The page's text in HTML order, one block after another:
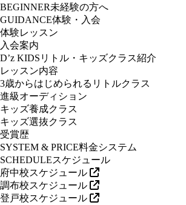
BEGINNER未経験の方へ
GUIDANCE体験・入会
体験レッスン
入会案内
D’z KIDS リトル・キッズクラス紹介
レッスン内容
3歳からはじめられるリトルクラス
進級オーディション
キッズ養成クラス
キッズ選抜クラス
受賞歴
SYSTEM & PRICE料金システム
SCHEDULEスケジュール
府中校スケジュール
調布校スケジュール
登戸校スケジュール